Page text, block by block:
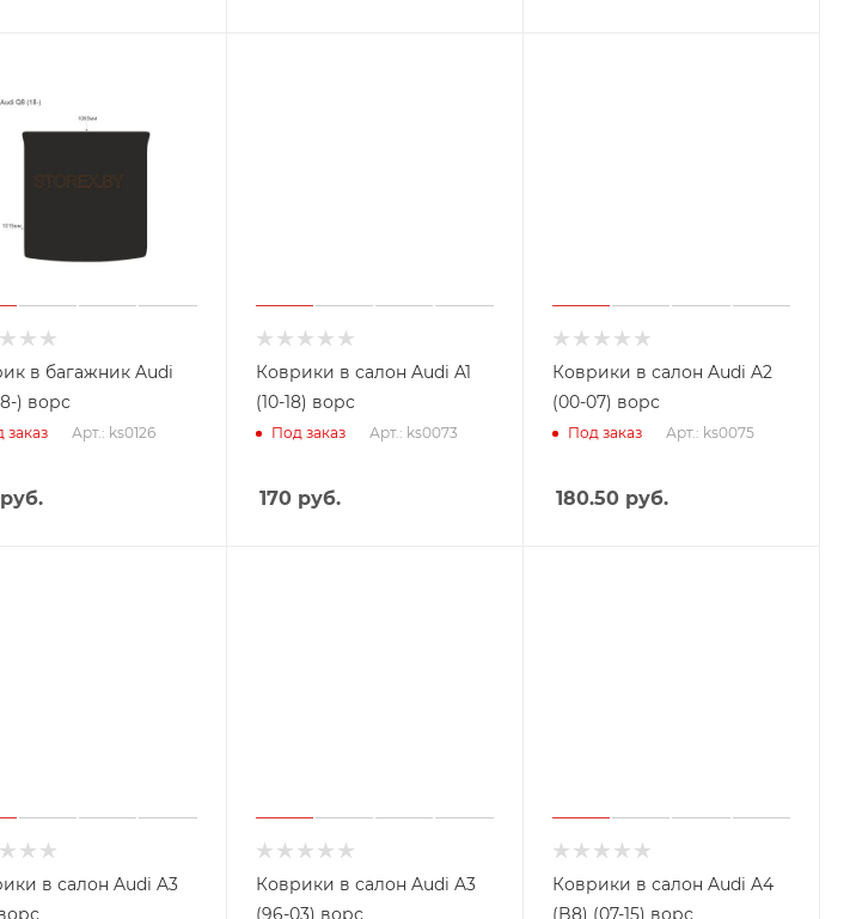
в багажник Audi
) ворс
заказ Арт.: ks0126
руб.
Коврики в салон Audi A1
(10-18) ворс
Под заказ Арт.: ks0073
170руб.
Коврики в салон Audi A2
(00-07) ворс
Под заказ Арт.: ks0075
180.50руб.
в салон Audi A3
Коврики в салон Audi A3
(96-03) ворс
Коврики в салон Audi A4
(B8) (07-15) ворс